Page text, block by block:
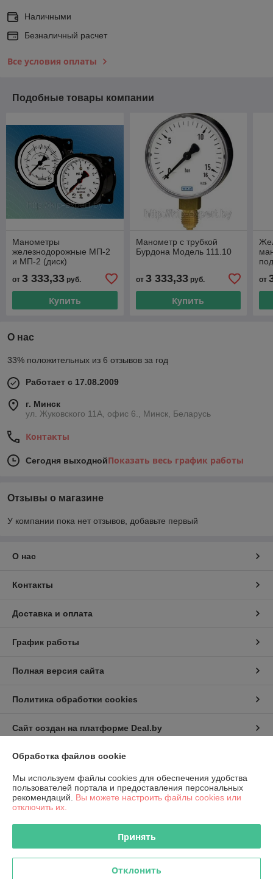
Наличными
Безналичный расчет
Все условия оплаты
Подобные товары компании
Манометры
железнодорожные МП-2
и МП-2 (диск)
от 3 333,33 руб.
Купить
Манометр с трубкой
Бурдона Модель 111.10
от 3 333,33руб.
Купить
от
О нас
33% положительных из 6 отзывов за год
Работает с 17.08.2009
г. Минск
ул. Жуковского 11А, офис 6., Минск, Беларусь
Контакты
Сегодня выходнойПоказать весь график работы
Отзывы о магазине
У компании пока нет отзывов, добавьте первый
О нас
Контакты
Доставка и оплата
График работы
Полная версия сайта
Политика обработки cookies
Сайт создан на платформе Deal.by
Юридическое лицо:КИП-Эксперт ООО
220007, г. Минск, ул. Жуковского, 11А, пом. №6
г.Минска
Обработка файлов cookie
Мы используем файлы cookies для обеспечения удобства
пользователей портала и предоставления персональных
рекомендаций. Вы можете настроить файлы cookies или
отключить их.
Принять
Отклонить